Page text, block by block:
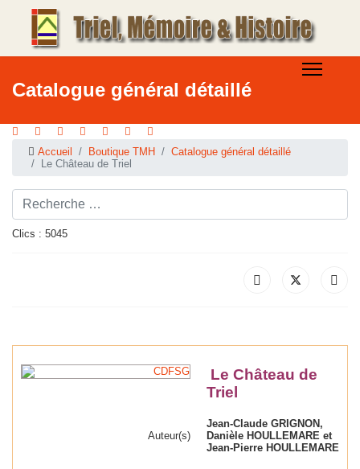
Catalogue général détaillé
Accueil Boutique TMH
Catalogue général détaillé
Le Château de Triel
Rechercher ...
Clics : 5045
Le Château de
Triel
Auteur(s)
Jean-Claude GRIGNON,
Danièle HOULLEMARE et
Jean-Pierre HOULLEMARE